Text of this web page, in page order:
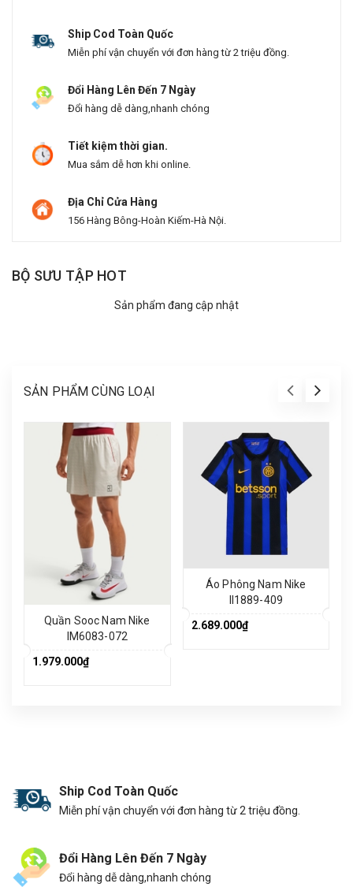
Ship Cod Toàn Quốc
Miễn phí vận chuyển với đơn hàng từ 2 triệu đồng.
Đổi Hàng Lên Đến 7 Ngày
Đổi hàng dễ dàng,nhanh chóng
Tiết kiệm thời gian.
Mua sắm dễ hơn khi online.
Địa Chỉ Cửa Hàng
156 Hàng Bông-Hoàn Kiếm-Hà Nội.
BỘ SƯU TẬP HOT
Sản phẩm đang cập nhật
SẢN PHẨM CÙNG LOẠI
Quần Sooc Nam Nike
IM6083-072
1.979.000₫
Áo Phông Nam Nike
II1889-409
2.689.000₫
Ship Cod Toàn Quốc
Miễn phí vận chuyển với đơn hàng từ 2 triệu đồng.
Đổi Hàng Lên Đến 7 Ngày
Đổi hàng dễ dàng,nhanh chóng